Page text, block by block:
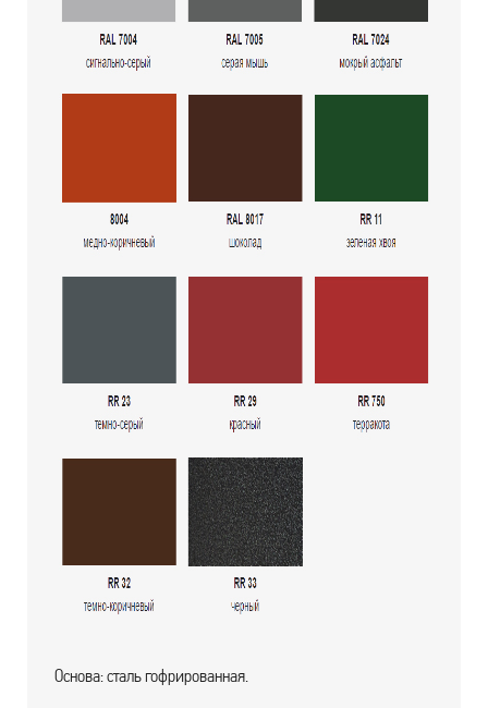
Основа: сталь гофрированная.